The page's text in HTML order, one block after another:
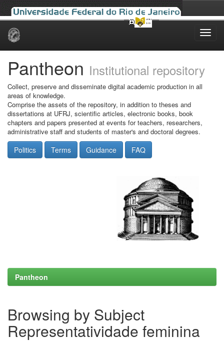
Skip
Pantheon Institutional repository
Collect, preserve and disseminate digital academic production in all
areas of knowledge.
Comprise the assets of the repository, in addition to theses and
dissertations at UFRJ, scientific articles, electronic books, book
chapters and papers presented at events for teachers, researchers,
administrative staff and students of master's and doctoral degrees.
Politics Terms Guidance FAQ
Pantheon
Browsing by Subject
Representatividade feminina